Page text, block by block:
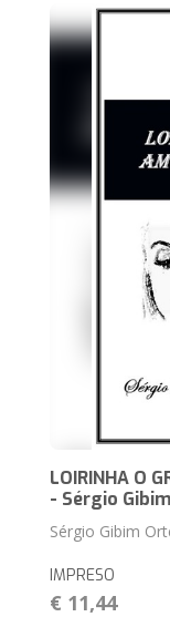
LOIRINHA O
- Sérgio
Sérgio Gibim
IMPRESO
€ 11,44